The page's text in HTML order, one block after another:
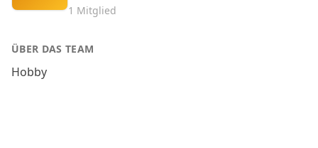
1 Mitglied
ÜBER DAS TEAM
Hobby